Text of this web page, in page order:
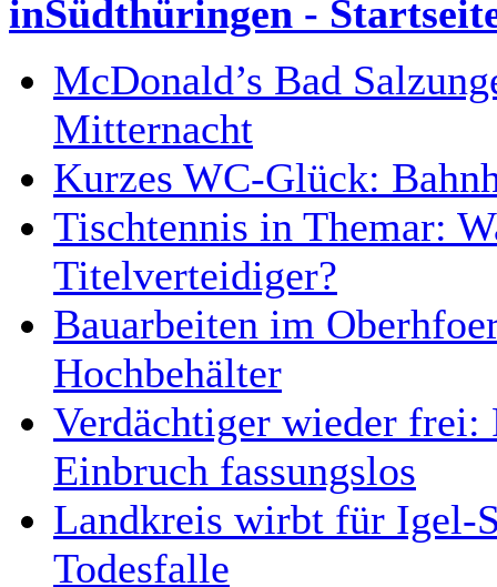
inSüdthüringen -
McDonald’s Bad
Mitternacht
Kurzes WC-Glück:
Tischtennis in Themar:
Titelverteidiger?
Bauarbeiten im
Hochbehälter
Verdächtiger wieder frei:
Einbruch fassungslos
Landkreis wirbt für Igel-
Todesfalle